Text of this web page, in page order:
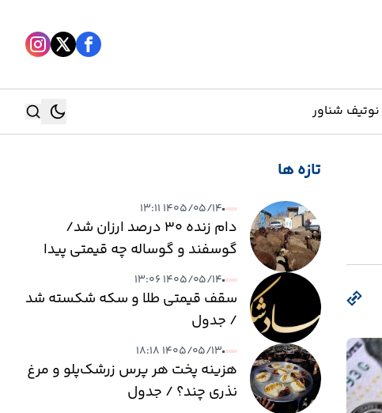
نوتیف شناور
جستجو
تازه ها
۱۴۰۵/۰۵/۱۴ ۱۳:۱۱
دام زنده ۳۰ درصد ارزان شد/
گوسفند و گوساله چه قیمتی پیدا
کرد؟
۱۴۰۵/۰۵/۱۴ ۱۳:۰۶
سقف قیمتی طلا و سکه شکسته شد
/ جدول
۱۴۰۵/۰۵/۱۳ ۱۸:۱۸
هزینه پخت هر پرس زرشک‌پلو و مرغ
نذری چند؟ / جدول